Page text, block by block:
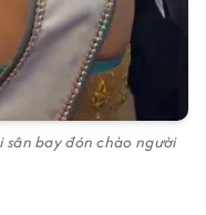
bay đón chào người